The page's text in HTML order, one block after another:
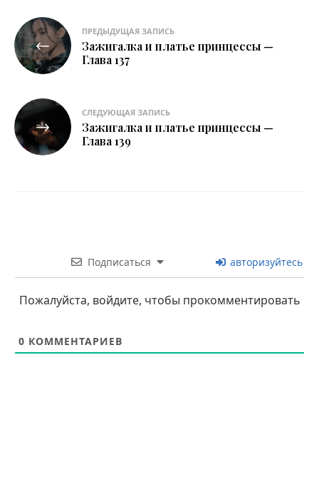
Навигация
по
записям
ПРЕДЫДУЩАЯ ЗАПИСЬ
Зажигалка и платье принцессы —
Глава 137
СЛЕДУЮЩАЯ ЗАПИСЬ
Зажигалка и платье принцессы —
Глава 139
Подписаться авторизуйтесь
Пожалуйста, войдите, чтобы прокомментировать
0 КОММЕНТАРИЕВ